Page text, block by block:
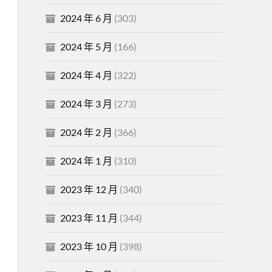
2024 年 6 月 (303)
2024 年 5 月 (166)
2024 年 4 月 (322)
2024 年 3 月 (273)
2024 年 2 月 (366)
2024 年 1 月 (310)
2023 年 12 月 (340)
2023 年 11 月 (344)
2023 年 10 月 (398)